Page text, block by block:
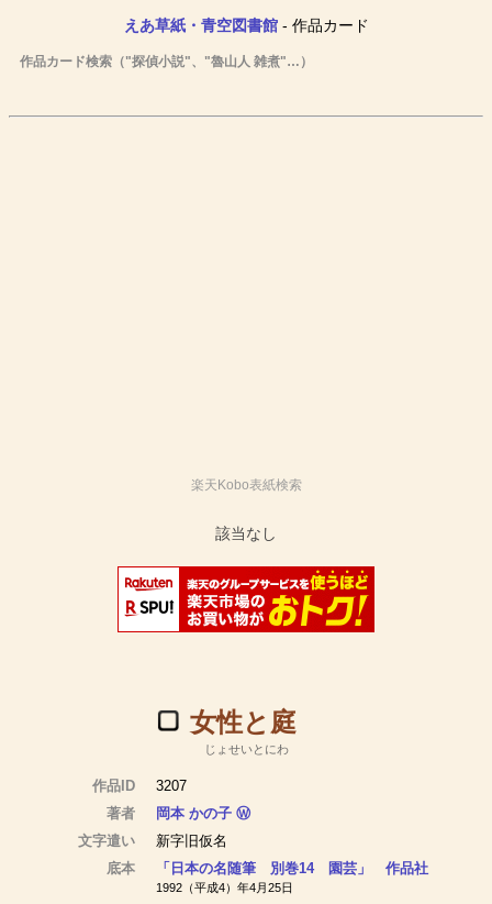
えあ草紙・青空図書館- 作品カード
作品カード検索（"探偵小説"、"魯山人 雑煮"…）
楽天Kobo表紙検索
女性と庭
じょせいとにわ
作品ID
3207
著者
岡本 かの子 Ⓦ
文字遣い
新字旧仮名
底本
「日本の名随筆 別巻14 園芸」 作品社
1992（平成4）年4月25日